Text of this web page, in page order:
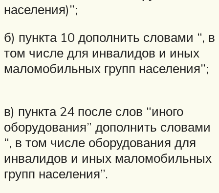
населения)”;
б) пункта 10 дополнить словами “, в
том числе для инвалидов и иных
маломобильных групп населения”;
в) пункта 24 после слов “иного
оборудования” дополнить словами
“, в том числе оборудования для
инвалидов и иных маломобильных
групп населения”.